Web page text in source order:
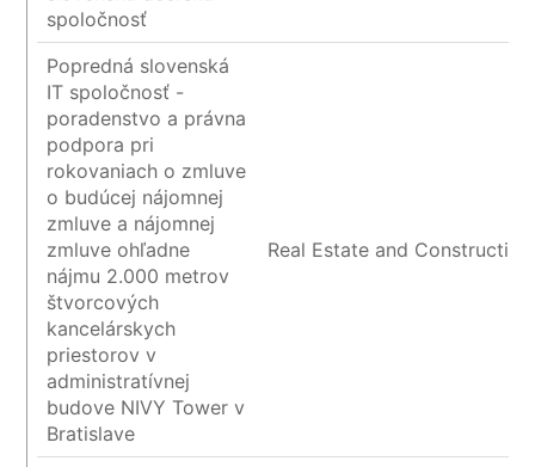
spoločnosť
Popredná slovenská
IT spoločnosť -
poradenstvo a právna
podpora pri
rokovaniach o zmluve
o budúcej nájomnej
zmluve a nájomnej
zmluve ohľadne
nájmu 2.000 metrov
štvorcových
kancelárskych
priestorov v
administratívnej
budove NIVY Tower v
Bratislave
Real Estate and Construction